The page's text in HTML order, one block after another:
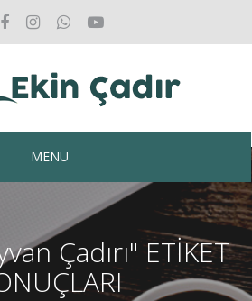
MENÜ
Çadırı" ETİKET